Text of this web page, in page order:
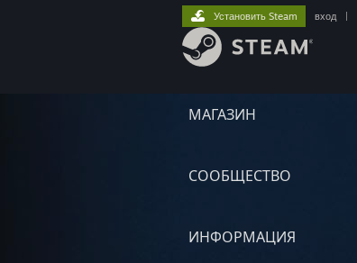
МАГАЗИН
СООБЩЕСТВО
ИНФОРМАЦИЯ
Установить Steam вход